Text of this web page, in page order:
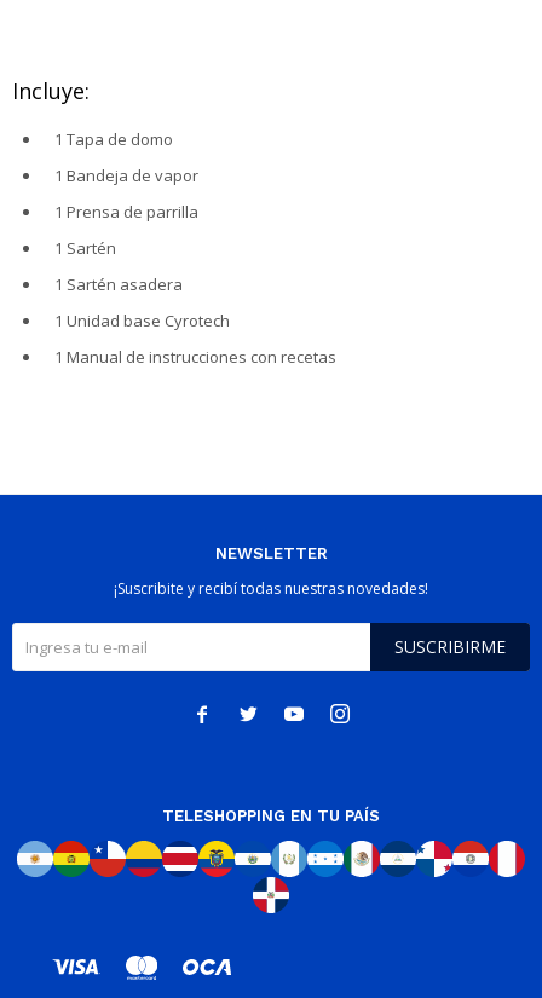
Incluye:
1 Tapa de domo
1 Bandeja de vapor
1 Prensa de parrilla
1 Sartén
1 Sartén asadera
1 Unidad base Cyrotech
1 Manual de instrucciones con recetas
NEWSLETTER
¡Suscribite y recibí todas nuestras novedades!
SUSCRIBIRME
   
TELESHOPPING EN TU PAÍS